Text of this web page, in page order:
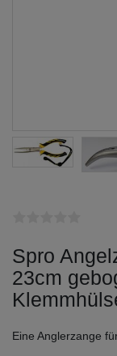
Spro
23cm
Eine Anglerzange